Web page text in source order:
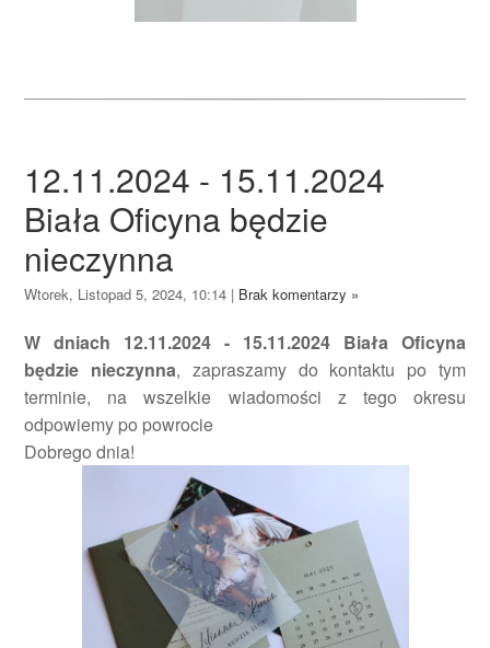
12.11.2024 - 15.11.2024
Biała Oficyna będzie
nieczynna
Wtorek, Listopad 5, 2024, 10:14 | Brak komentarzy »
W dniach 12.11.2024 - 15.11.2024 Biała Oficyna
będzie nieczynna, zapraszamy do kontaktu po tym
terminie, na wszelkie wiadomości z tego okresu
odpowiemy po powrocie
Dobrego dnia!